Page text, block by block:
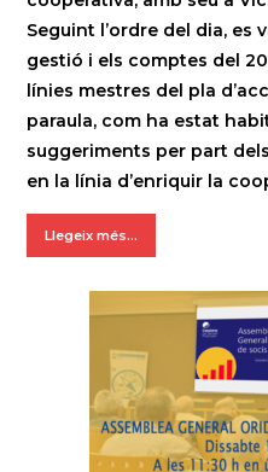
Seguint l’ordre del dia, es
gestió i els comptes del
línies mestres del pla
paraula, com ha estat
suggeriments per part
en la línia d’enriquir la
Llegeix més...